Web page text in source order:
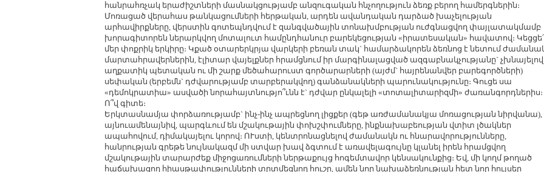
հանրահռչակ երաժիշտների մասնակցությամբ անզուգական հնչողություն ձեռք բերող համերգներին։
Մոռացած վերահաս թանկացումների հերթական, արդեն ավանդական դարձած խաչելության
արհավիրքները, վերստին գոտեպնդվում է զանգվածային տոնախմբության ուժգնացվող փայլատակմամբ
խորագիտորեն ներարկվող մոտալուտ համընդհանուր բարեկեցության «իրատեսական» հավատով։ Կեցցե՛
մեր փոքրիկ երկիրը։ Կքած օտարերկրյա վարկերի բեռան տակ` համարձակորեն ձեռնոց է նետում
մարտահրավերներին, էլիտար վայելքներ հրամցնում իր մարգինալացված ազգաբնակչությանը` չխնայելով
աղքատիկ պետական ու մի շարք մեծահարուստ գործարարների (այժմ` հայրենանվեր բարեգործների)
սեփական (երբեմն` դժվարությամբ տարբերակվող) գանձանակների պարունակությունը։ Գուցե սա
«դեմոկրատիա» ասվածի նորահայտնությո՞ւնն է` դժվար ընկալելի «տոտալիտարիզմի» ժառանգորդներիս։
Ո՞վ գիտե։
Երկտասնամյա փորձառությամբ` ինչ-ինչ ապրեցնող լիցքեր (գեթ առժամանակյա մոռացության նիրվանա),
այնուամենայնիվ, պարգևում են մշակութային փոխշփումները, ինքնախաբեության վտիտ լծակներ
ապահովում, դիմակայելու կորով։ ՈՒստի, կենտրոնացնելով ժամանակն ու հնարավորությունները,
հանրության գրեթե նույնակազմ մի ստվար խավ ձգտում է առավելագույնը կլանել իրեն հրամցվող
մշակութային տարարժեք միջոցառումների ներթաքույց հոգեմտավոր կենսակունքից։ Եվ, մի կողմ թողած
հաճախացող հիասթափությունների տրտմեցնող հուշը, ամեն նոր նախաձեռնության հետ նոր հույսեր